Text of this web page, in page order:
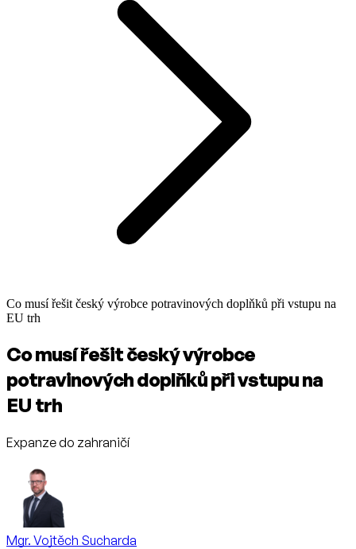
Co musí řešit český výrobce potravinových doplňků při vstupu na
EU trh
Co musí řešit český výrobce
potravinových doplňků při vstupu na
EU trh
Expanze do zahraničí
Mgr. Vojtěch Sucharda